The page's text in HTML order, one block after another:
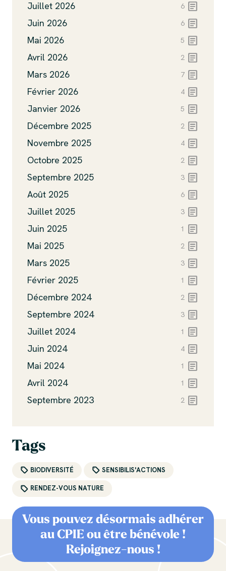
Juillet 2026 6 article
Juin 2026 6 article
Mai 2026 5 article
Avril 2026 2 article
Mars 2026 7 article
Février 2026 4 article
Janvier 2026 5 article
Décembre 2025 2 article
Novembre 2025 4 article
Octobre 2025 2 article
Septembre 2025 3 article
Août 2025 6 article
Juillet 2025 3 article
Juin 2025 1 article
Mai 2025 2 article
Mars 2025 3 article
Février 2025 1 article
Décembre 2024 2 article
Septembre 2024 3 article
Juillet 2024 1 article
Juin 2024 4 article
Mai 2024 1 article
Avril 2024 1 article
Septembre 2023 2 article
Tags
BIODIVERSITÉ SENSIBILIS'ACTIONS
RENDEZ-VOUS NATURE
Vous pouvez désormais adhérer
au CPIE ou être bénévole !
Rejoignez-nous !